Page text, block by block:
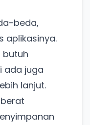
beda,
aplikasinya.
butuh
ada juga
lanjut.